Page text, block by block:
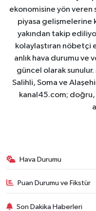
ekonomisine yön
piyasa gelişmelerine
yakından takip
kolaylaştıran nöbetçi
anlık hava durumu ve
güncel olarak
Salihli, Soma ve
kanal45.com; doğru,
Hava Durumu
Puan Durumu ve Fikstür
Son Dakika Haberleri